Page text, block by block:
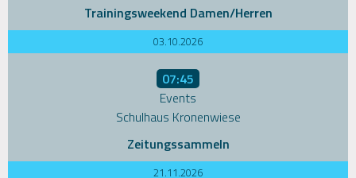
Trainingsweekend Damen/Herren
03.10.2026
07:45
Events
Schulhaus Kronenwiese
Zeitungssammeln
21.11.2026